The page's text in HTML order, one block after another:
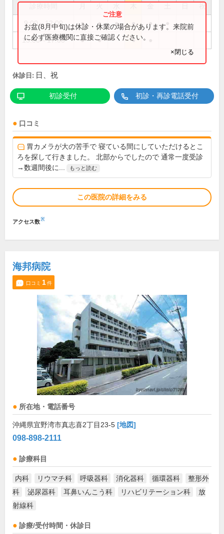
祝
9:00～12:00 ● ● ● ● ●
15:00～17:00 ● ● ●
お盆(8月中旬)は休診・休業の場合があります。来院前
に必ず医療機関に直接ご確認ください。
×閉じる
休診日: 日、祝
初診受付 初診・再診電話受付
口コミ
胃カメラが大の苦手で 寝ている間にしていただけるとこ
ろを探して行きました。 北部からでしたので 通常一度受診
→数週間後に...
もっと読む
この医院の詳細をみる
アクセス数※
海邦病院
口コミ 1件
所在地・電話番号
沖縄県宜野湾市真志喜2丁目23-5 [地図]
098-898-2111
診療科目
内科 リウマチ科 呼吸器科 消化器科 循環器科
整形外
科
泌尿器科 耳鼻いんこう科 リハビリテーション科
放
射線科
診療/受付時間・休診日